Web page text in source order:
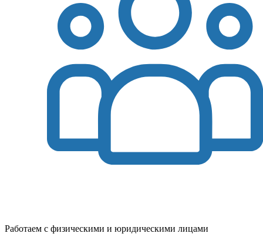
Работаем с физическими и юридическими лицами